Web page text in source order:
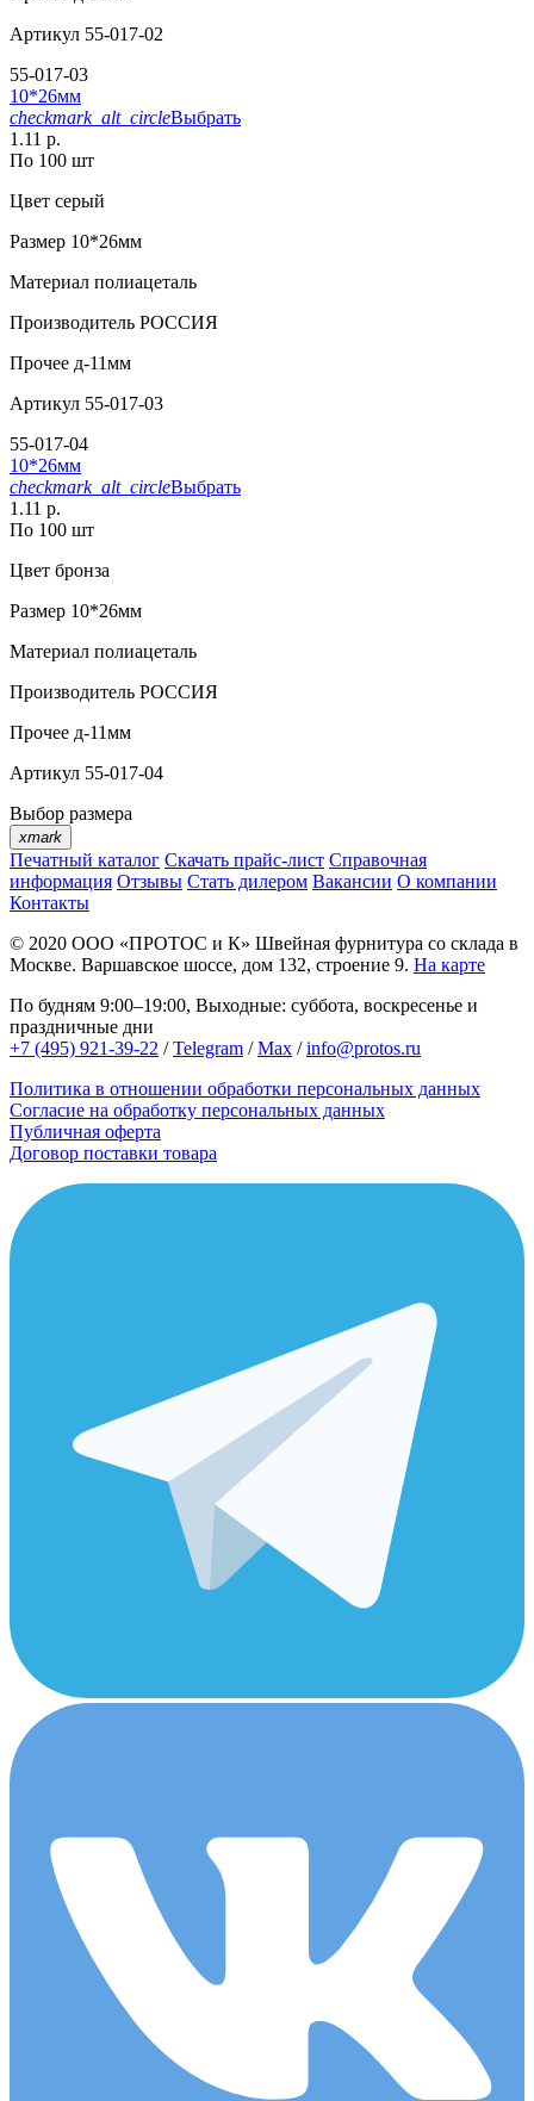
Артикул 55-017-02
55-017-03
10*26мм
checkmark_alt_circleВыбрать
1.11 р.
По 100 шт
Цвет серый
Размер 10*26мм
Материал полиацеталь
Производитель РОССИЯ
Прочее д-11мм
Артикул 55-017-03
55-017-04
10*26мм
checkmark_alt_circleВыбрать
1.11 р.
По 100 шт
Цвет бронза
Размер 10*26мм
Материал полиацеталь
Производитель РОССИЯ
Прочее д-11мм
Артикул 55-017-04
Выбор размера
xmark
Печатный каталог Скачать прайс-лист Справочная
информация Отзывы Стать дилером Вакансии О компании
Контакты
© 2020 ООО «ПРОТОС и К» Швейная фурнитура со склада в
Москве. Варшавское шоссе, дом 132, строение 9. На карте
По будням 9:00–19:00, Выходные: суббота, воскресенье и
праздничные дни
+7 (495) 921-39-22 /Telegram /Max /info@protos.ru
Политика в отношении обработки персональных данных
Согласие на обработку персональных данных
Публичная оферта
Договор поставки товара